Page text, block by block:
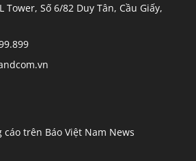
Tower, Số 6/82 Duy Tân, Cầu Giấy,
cáo trên Báo Việt Nam News